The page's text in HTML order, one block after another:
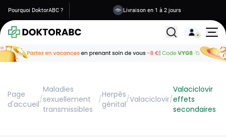
Pourquoi DoktorABC ? Livraison en 1 à 2 jours
Tous les
Page
d'accueil/
Maladies
sexuellement
transmissibles
/Herpès
génital/Valaciclovir/
Valaciclovir
effets
secondaires